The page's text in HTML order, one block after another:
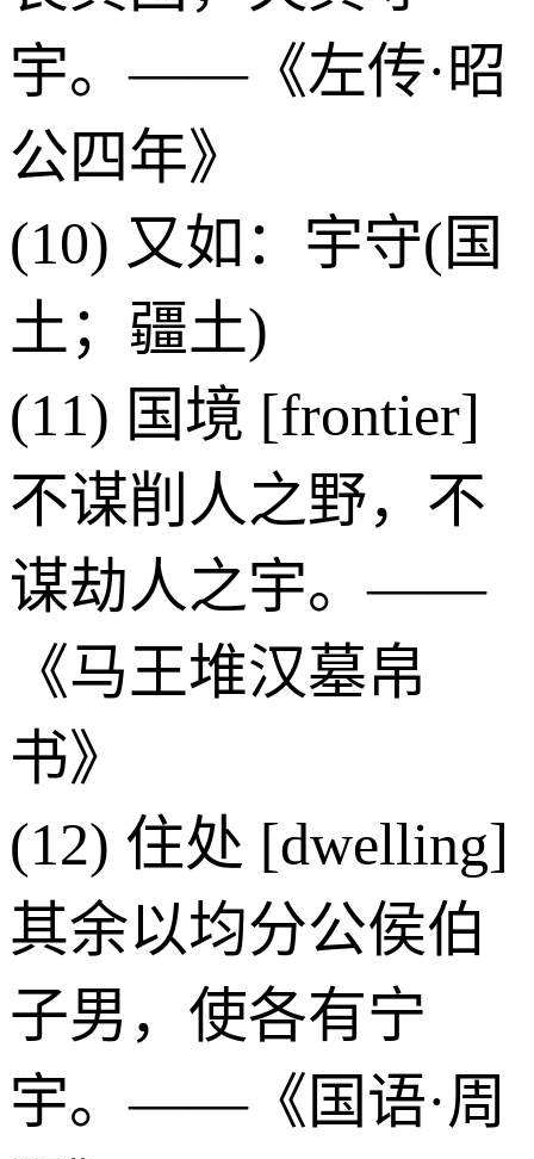
宇。——《左传·昭
公四年》
(10) 又如：宇守(国
土；疆土)
(11) 国境 [frontier]
不谋削人之野，不
谋劫人之宇。——
《马王堆汉墓帛
书》
(12) 住处 [dwelling]
其余以均分公侯伯
子男，使各有宁
宇。——《国语·周